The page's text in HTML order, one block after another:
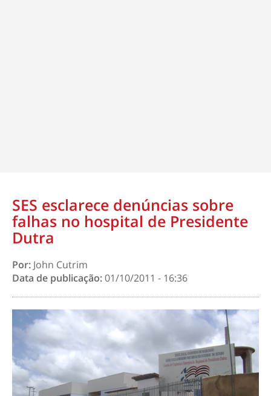
SES esclarece denúncias sobre
falhas no hospital de Presidente
Dutra
Por: John Cutrim
Data de publicação:01/10/2011 - 16:36